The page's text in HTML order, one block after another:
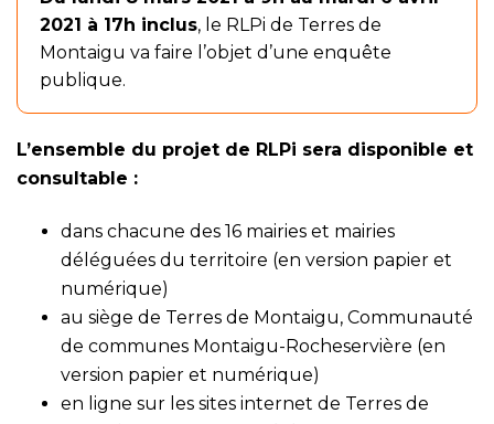
2021 à 17h inclus, le RLPi de Terres de
Montaigu va faire l’objet d’une enquête
publique.
L’ensemble du projet de RLPi sera disponible et
consultable :
dans chacune des 16 mairies et mairies
déléguées du territoire (en version papier et
numérique)
au siège de Terres de Montaigu, Communauté
de communes Montaigu-Rocheservière (en
version papier et numérique)
en ligne sur les sites internet de Terres de